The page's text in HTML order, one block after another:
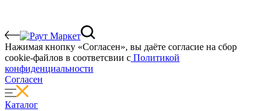
Нажимая кнопку «Согласен», вы даёте cогласие на сбор
cookie-файлов в соответсвии с Политикой
конфиденциальности
Согласен
Каталог